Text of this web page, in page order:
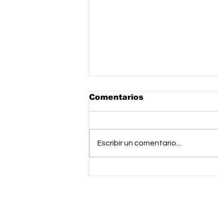
Comentarios
Escribir un comentario...